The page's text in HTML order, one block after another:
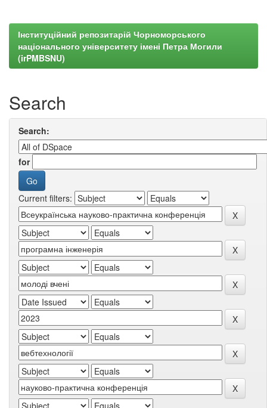
Інституційний репозитарій Чорноморського
національного університету імені Петра Могили
(irPMBSNU)
Search
Search:
for
Current filters: